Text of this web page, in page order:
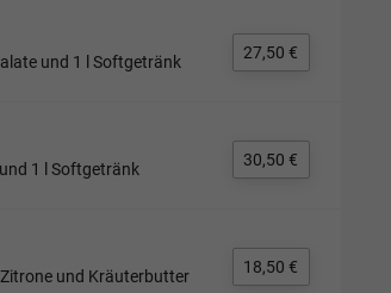
und 1 l Softgetränk 27,50 €
1 l Softgetränk 30,50 €
und Kräuterbutter 18,50 €